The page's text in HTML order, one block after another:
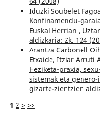
Iduzki Soubelet
Konfinamendu-
Euskal Herrian ,
aldizkaria: Zk. 124
Arantza Carbonell
Etxaide, Itziar Arruti
Heziketa-praxia,
sistemak eta
gizarte-zientzien
1 2 > >>